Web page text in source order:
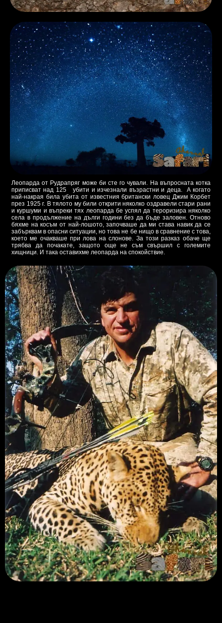
Леопарда от Рудрапряг може би сте го чували. На въпросната котка
приписват над 125 убити и изчезнали възрастни и деца. А когато
най-накрая била убита от известния британски ловец Джим Корбет
през 1925 г. В тялото му били открити няколко оздравели стари рани
и куршуми и въпреки тях леопарда бе успял да тероризира няколко
села в продължение на дълги години без да бъде заловен. Отново
бяхме на косъм от най-лошото, започваше да ми става навик да се
забърквам в опасни ситуации, но това не бе нищо в сравнение с това,
което ме очакваше при лова на слонове. За този разказ обаче ще
трябва да почакате, защото още не съм свършил с големите
хищници. И така оставихме леопарда на спокойствие.